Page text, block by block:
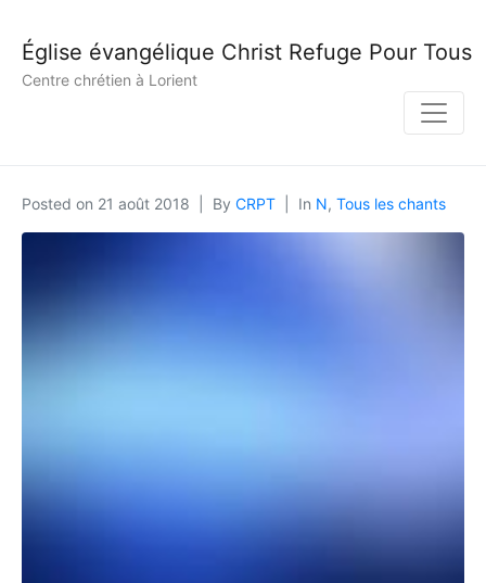
Église évangélique Christ Refuge Pour Tous
Centre chrétien à Lorient
Posted on 21 août 2018 By CRPT In N, Tous les chants